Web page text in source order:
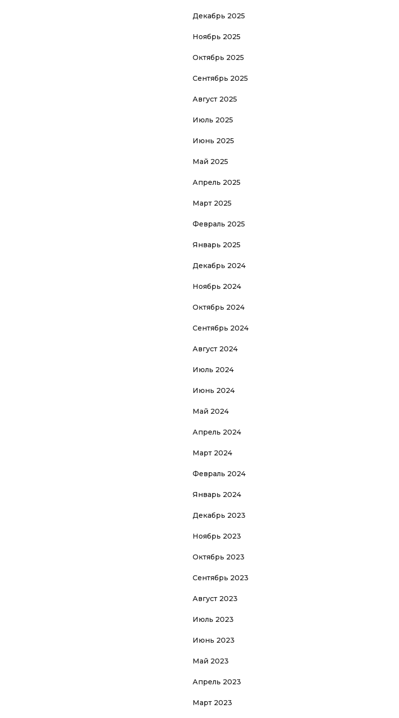
Декабрь 2025
Ноябрь 2025
Октябрь 2025
Сентябрь 2025
Август 2025
Июль 2025
Июнь 2025
Май 2025
Апрель 2025
Март 2025
Февраль 2025
Январь 2025
Декабрь 2024
Ноябрь 2024
Октябрь 2024
Сентябрь 2024
Август 2024
Июль 2024
Июнь 2024
Май 2024
Апрель 2024
Март 2024
Февраль 2024
Январь 2024
Декабрь 2023
Ноябрь 2023
Октябрь 2023
Сентябрь 2023
Август 2023
Июль 2023
Июнь 2023
Май 2023
Апрель 2023
Март 2023